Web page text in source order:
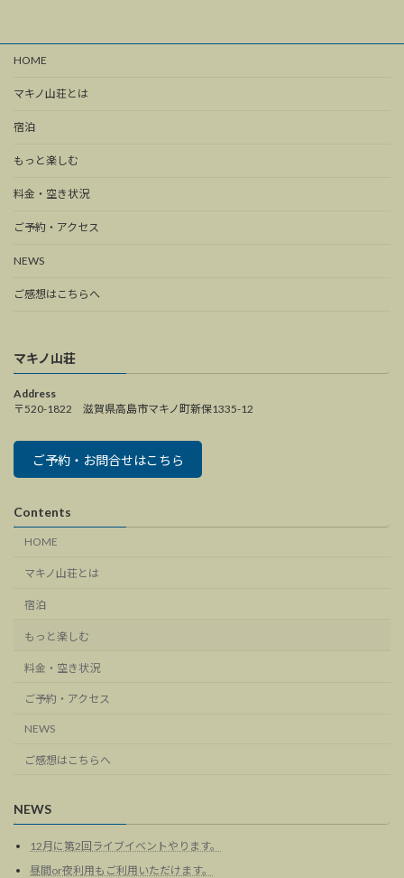
HOME
マキノ山荘とは
宿泊
もっと楽しむ
料金・空き状況
ご予約・アクセス
NEWS
ご感想はこちらへ
マキノ山荘
Address
〒520-1822 滋賀県高島市マキノ町新保1335-12
ご予約・お問合せはこちら
Contents
HOME
マキノ山荘とは
宿泊
もっと楽しむ
料金・空き状況
ご予約・アクセス
NEWS
ご感想はこちらへ
NEWS
12月に第2回ライブイベントやります。
昼間or夜利用もご利用いただけます。